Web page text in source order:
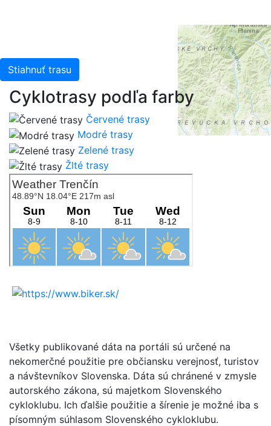
Stiahnuť trasu
Cyklotrasy podľa farby
Červené trasy
Modré trasy
Zelené trasy
Žlté trasy
Všetky publikované dáta na portáli sú určené na
nekomerčné použitie pre občiansku verejnosť, turistov
a návštevníkov Slovenska. Dáta sú chránené v zmysle
autorského zákona, sú majetkom Slovenského
cykloklubu. Ich ďalšie použitie a šírenie je možné iba s
písomným súhlasom Slovenského cykloklubu.